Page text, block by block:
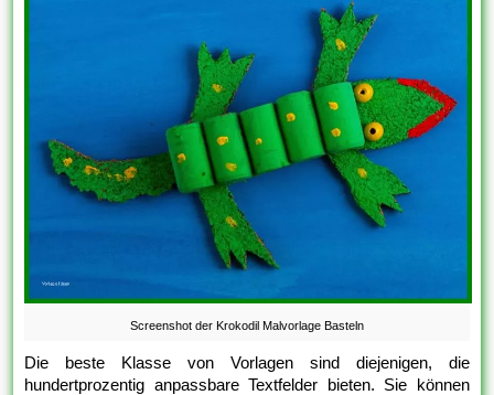
Screenshot der Krokodil Malvorlage Basteln
Die beste Klasse von Vorlagen sind diejenigen, die
hundertprozentig anpassbare Textfelder bieten. Sie können